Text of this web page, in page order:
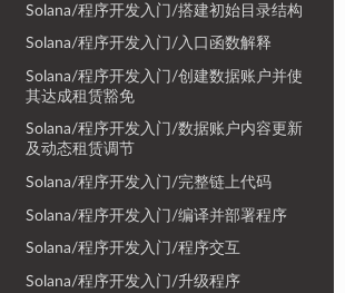
Solana/程序开发入门/搭建初始目录结构
Solana/程序开发入门/入口函数解释
Solana/程序开发入门/创建数据账户并使
其达成租赁豁免
Solana/程序开发入门/数据账户内容更新
及动态租赁调节
Solana/程序开发入门/完整链上代码
Solana/程序开发入门/编译并部署程序
Solana/程序开发入门/程序交互
Solana/程序开发入门/升级程序